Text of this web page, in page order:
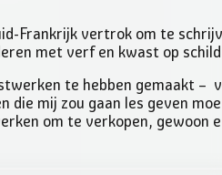
Frankrijk vertrok om te
met verf en kwast op
te hebben gemaakt –
die mij zou gaan les geven
om te verkopen, gewoon